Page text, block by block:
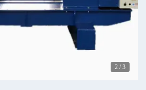
2 / 3